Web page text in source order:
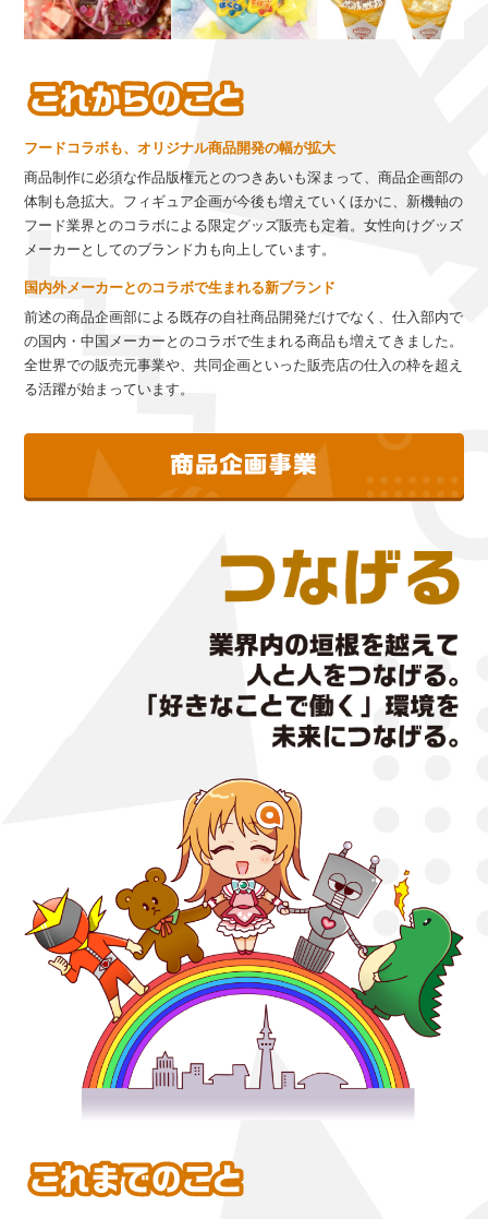
フードコラボも、オリジナル商品開発の幅が拡大
商品制作に必須な作品版権元とのつきあいも深まって、商品企画部の
体制も急拡大。フィギュア企画が今後も増えていくほかに、新機軸の
フード業界とのコラボによる限定グッズ販売も定着。女性向けグッズ
メーカーとしてのブランド力も向上しています。
国内外メーカーとのコラボで生まれる新ブランド
前述の商品企画部による既存の自社商品開発だけでなく、仕入部内で
の国内・中国メーカーとのコラボで生まれる商品も増えてきました。
全世界での販売元事業や、共同企画といった販売店の仕入の枠を超え
る活躍が始まっています。